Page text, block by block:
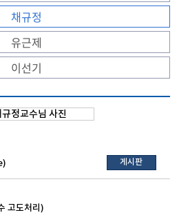
채규정
유근제
이선기
게시판
고도처리)